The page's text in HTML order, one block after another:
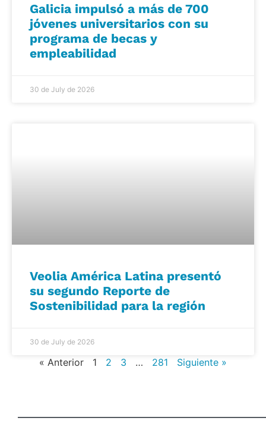
Galicia impulsó a más de 700
jóvenes universitarios con su
programa de becas y
empleabilidad
30 de July de 2026
Veolia América Latina presentó
su segundo Reporte de
Sostenibilidad para la región
30 de July de 2026
« Anterior 1 2 3 … 281 Siguiente »